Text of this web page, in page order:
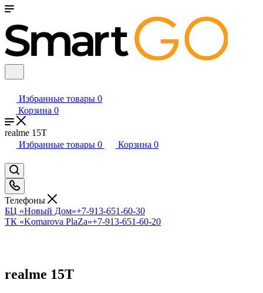
Избранные товары 0
Корзина 0
realme 15T
Избранные товары 0 Корзина 0
Телефоны
БЦ «Новый Дом»+7-913-651-60-30
ТК «Komarova PlaZa»+7-913-651-60-20
realme 15T